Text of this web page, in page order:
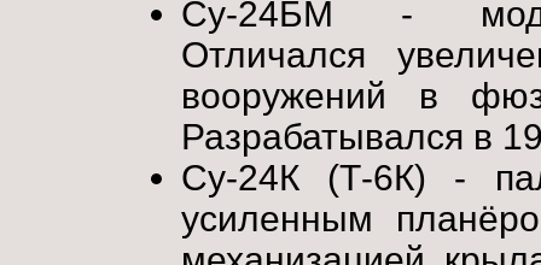
Су-24БМ -
Отличался
вооружений в
Разрабатывался в
Су-24К (Т-6К) -
усиленным